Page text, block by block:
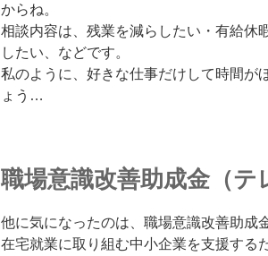
からね。
相談内容は、残業を減らしたい・有給休
したい、などです。
私のように、好きな仕事だけして時間が
ょう…
職場意識改善助成金（
他に気になったのは、職場意識改善助成
在宅就業に取り組む中小企業を支援する